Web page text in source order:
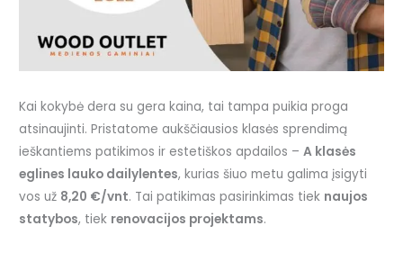
Kai kokybė dera su gera kaina, tai tampa puikia proga
atsinaujinti. Pristatome aukščiausios klasės sprendimą
ieškantiems patikimos ir estetiškos apdailos –A klasės
eglines lauko dailylentes, kurias šiuo metu galima įsigyti
vos už 8,20 €/vnt. Tai patikimas pasirinkimas tiek naujos
statybos, tiek renovacijos projektams.